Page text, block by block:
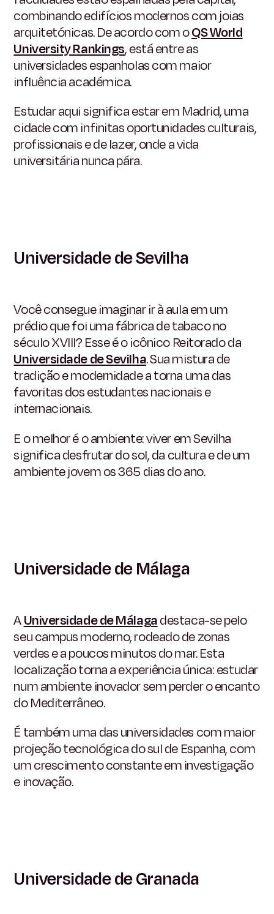
combinando edifícios modernos com joias
arquitetónicas. De acordo com oQS World
University Rankings, está entre as
universidades espanholas com maior
influência académica.
Estudar aqui significa estar em Madrid, uma
cidade com infinitas oportunidades culturais,
profissionais e de lazer, onde a vida
universitária nunca pára.
Universidade de Sevilha
Você consegue imaginar ir à aula em um
prédio que foi uma fábrica de tabaco no
século XVIII? Esse é o icônico Reitorado da
Universidade de Sevilha. Sua mistura de
tradição e modernidade a torna uma das
favoritas dos estudantes nacionais e
internacionais.
E o melhor é o ambiente: viver em Sevilha
significa desfrutar do sol, da cultura e de um
ambiente jovem os 365 dias do ano.
Universidade de Málaga
AUniversidade de Málagadestaca-se pelo
seu campus moderno, rodeado de zonas
verdes e a poucos minutos do mar. Esta
localização torna a experiência única: estudar
num ambiente inovador sem perder o encanto
do Mediterrâneo.
É também uma das universidades com maior
projeção tecnológica do sul de Espanha, com
um crescimento constante em investigação
e inovação.
Universidade de Granada